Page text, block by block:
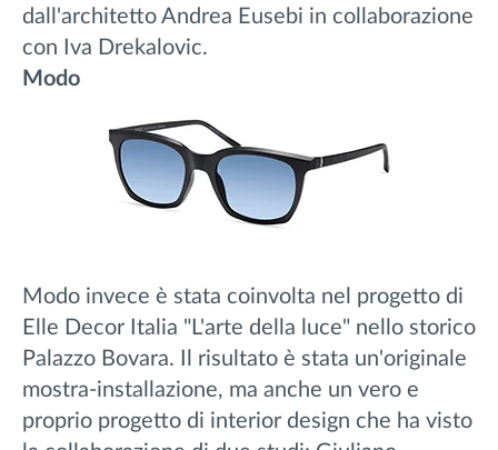
dall'architetto Andrea Eusebi in collaborazione
con Iva Drekalovic.
Modo
Modo invece è stata coinvolta nel progetto di
Elle Decor Italia "L'arte della luce" nello storico
Palazzo Bovara. Il risultato è stata un'originale
mostra-installazione, ma anche un vero e
proprio progetto di interior design che ha visto